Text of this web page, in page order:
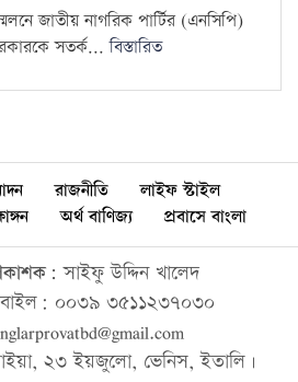
জাতীয় নাগরিক পার্টির (এনসিপি)
সতর্ক...বিস্তারিত
রাজনীতি
লাইফ স্টাইল
অর্থ বাণিজ্য প্রবাসে বাংলা
সাইফু উদ্দিন খালেদ
০০৩৯ ৩৫১১২৩৭০৩০
২৩ ইয়জুলো, ভেনিস, ইতালি।